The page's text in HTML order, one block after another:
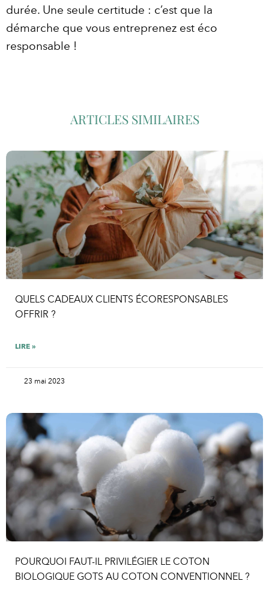
durée. Une seule certitude : c’est que la
démarche que vous entreprenez est éco
responsable !
ARTICLES SIMILAIRES
QUELS CADEAUX CLIENTS ÉCORESPONSABLES
OFFRIR ?
LIRE »
23 mai 2023
POURQUOI FAUT-IL PRIVILÉGIER LE COTON
BIOLOGIQUE GOTS AU COTON CONVENTIONNEL ?